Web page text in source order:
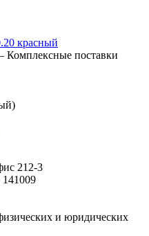
красный
Комплексные поставки
212-3
141009
и юридических